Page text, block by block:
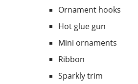
Ornament hooks
Hot glue gun
Mini ornaments
Ribbon
Sparkly trim